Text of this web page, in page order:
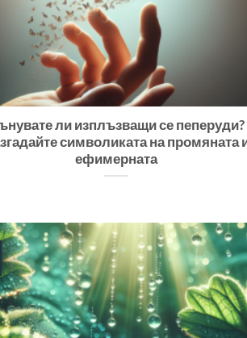
ли изплъзващи се пеперуди?
символиката на промяната
ефимерната